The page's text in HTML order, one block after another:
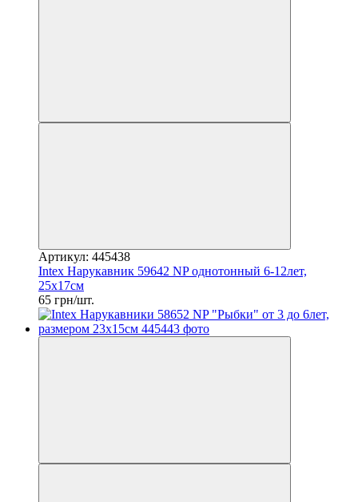
Артикул: 445438
Intex Нарукавник 59642 NP однотонный 6-12лет,
25х17см
65 грн/шт.